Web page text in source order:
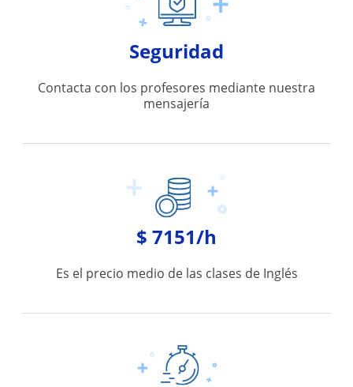
Seguridad
Contacta con los profesores mediante nuestra
mensajería
$ 7151/h
Es el precio medio de las clases de Inglés